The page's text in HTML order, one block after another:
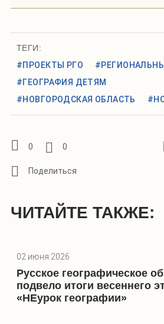
ТЕГИ:
#ПРОЕКТЫ РГО
#ГЕОГРАФИЯ ДЕТЯМ
#НОВГОРОДСКАЯ ОБЛАСТЬ
0 0
ЧИТАЙТЕ ТАКЖЕ:
02 июня 2026
Русское географическое
подвело итоги весеннего
«НЕурок географии»